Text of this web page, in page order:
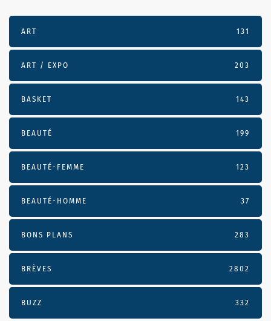
ART 131
ART / EXPO 203
BASKET 143
BEAUTÉ 199
BEAUTÉ-FEMME 123
BEAUTÉ-HOMME 37
BONS PLANS 283
BRÈVES 2802
BUZZ 332